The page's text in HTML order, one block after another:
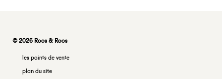
© 2026 Roos & Roos
les points de vente
plan du site